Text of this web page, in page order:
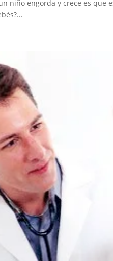
niño engorda y crece es que